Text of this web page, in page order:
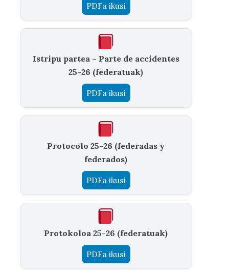
PDFa ikusi
Istripu partea – Parte de accidentes
25-26 (federatuak)
PDFa ikusi
Protocolo 25-26 (federadas y
federados)
PDFa ikusi
Protokoloa 25-26 (federatuak)
PDFa ikusi